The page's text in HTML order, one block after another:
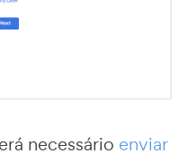
necessário enviar